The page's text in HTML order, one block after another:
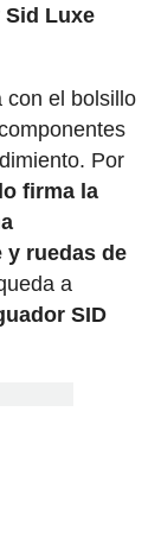
Sid Luxe
el bolsillo
Por
firma la
y ruedas de
a
SID